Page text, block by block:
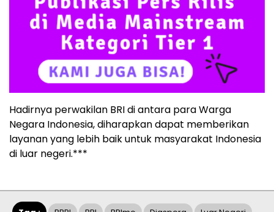
Hadirnya perwakilan BRI di antara para Warga
Negara Indonesia, diharapkan dapat memberikan
layanan yang lebih baik untuk masyarakat Indonesia
di luar negeri.***